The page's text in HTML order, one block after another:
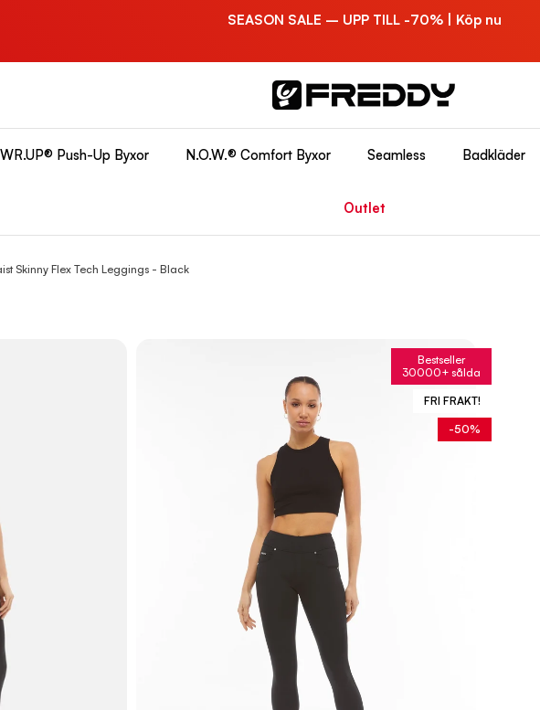
SEASON SALE – UPP TILL -70% | Köp nu
WR.UP® Push-Up Byxor N.O.W.® Comfort Byxor Seamless Badkläder
Outlet
Skinny Flex Tech Leggings - Black
Bestseller
30000+ sålda
FRI FRAKT!
-50%